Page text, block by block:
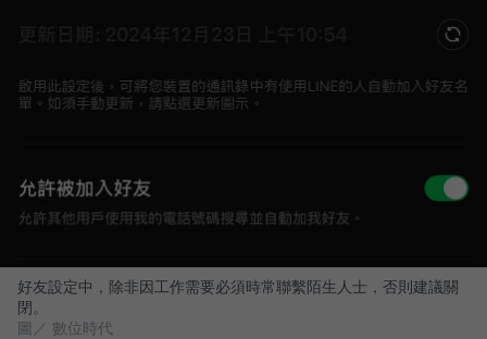
好友設定中，除非因工作需要必須時常聯繫陌生人士，否則建議關
閉。
圖／ 數位時代